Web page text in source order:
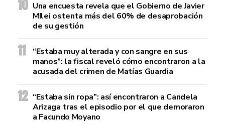
Una encuesta revela que el Gobierno de Javier
MIlei ostenta más del 60% de desaprobación
de su gestión
“Estaba muy alterada y con sangre en sus
manos”: la fiscal reveló cómo encontraron a la
acusada del crimen de Matías Guardia
“Estaba sin ropa”: así encontraron a Candela
Arizaga tras el episodio por el que demoraron
a Facundo Moyano